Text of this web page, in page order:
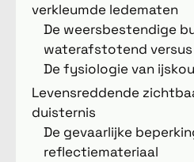
verkleumde ledematen
De weersbestendige
waterafstotend
De fysiologie van
Levensreddende
duisternis
De gevaarlijke
reflectiemateriaal